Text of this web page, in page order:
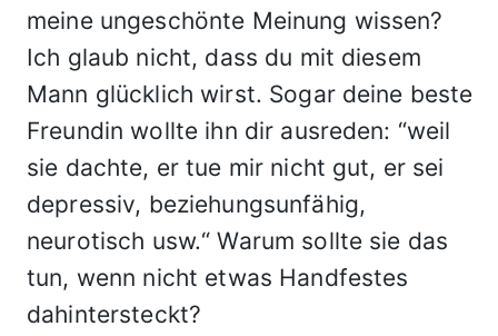
meine ungeschönte Meinung wissen?
Ich glaub nicht, dass du mit diesem
Mann glücklich wirst. Sogar deine beste
Freundin wollte ihn dir ausreden: “weil
sie dachte, er tue mir nicht gut, er sei
depressiv, beziehungsunfähig,
neurotisch usw.“ Warum sollte sie das
tun, wenn nicht etwas Handfestes
dahintersteckt?